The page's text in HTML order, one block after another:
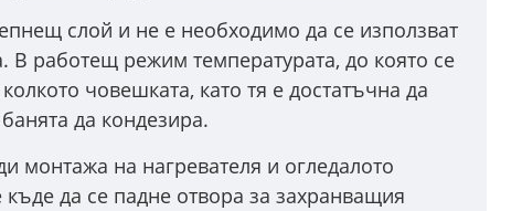
слой и не е необходимо да се използват
В работещ режим температурата, до която се
човешката, като тя е достатъчна да
да кондезира.
монтажа на нагревателя и огледалото
да се падне отвора за захранващия